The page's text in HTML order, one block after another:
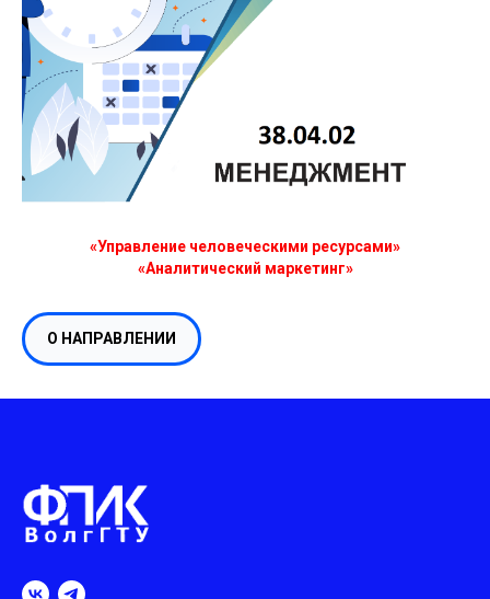
«Управление человеческими ресурсами»
«Аналитический маркетинг»
О НАПРАВЛЕНИИ